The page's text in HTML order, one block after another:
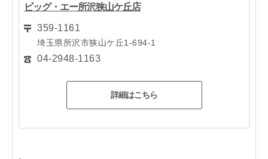
ビッグ・エー所沢狭山ケ丘店
359-1161
埼玉県所沢市狭山ケ丘1-694-1
04-2948-1163
詳細はこちら